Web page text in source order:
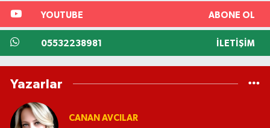
YOUTUBE ABONE OL
05532238981 İLETIŞIM
Yazarlar
CANAN AVCILAR